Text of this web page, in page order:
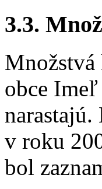
3.3.
obce
v roku
bol